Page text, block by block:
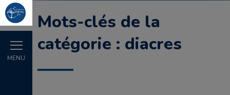
MENU
Mots-clés de la
catégorie : diacres